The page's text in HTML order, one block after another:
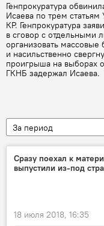
Генпрокуратура
Исаева по трем статьям
КР. Генпрокуратура
в сговор с отдельными
организовать массовые
и насильственно
проигрыша на выборах
ГКНБ задержал Исаева.
За период
Сразу поехал к
выпустили из-под
18 июля 2018, 16:35